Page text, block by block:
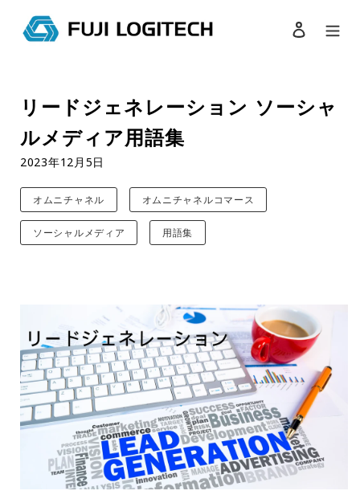
検索
ログイン
リードジェネレーション ソーシャ
ルメディア用語集
2023年12月5日
オムニチャネル オムニチャネルコマース
ソーシャルメディア 用語集